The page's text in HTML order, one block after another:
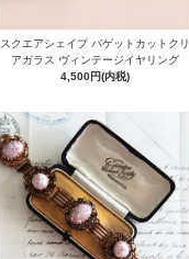
スクエアシェイプ バゲットカットクリ
アガラス ヴィンテージイヤリング
4,500円(内税)